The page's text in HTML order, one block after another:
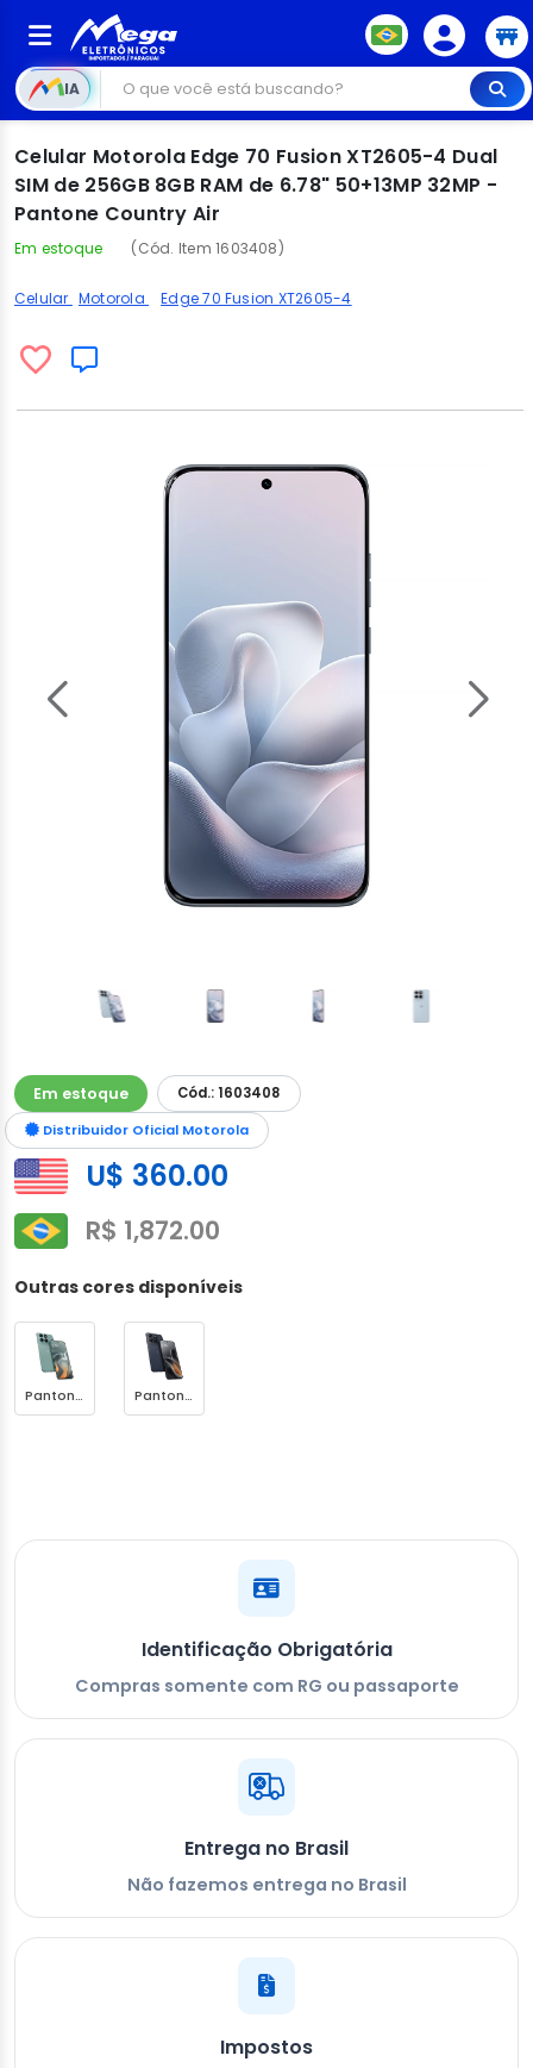
IA
Celular Motorola Edge 70 Fusion XT2605-4 Dual
SIM de 256GB 8GB RAM de 6.78" 50+13MP 32MP -
Pantone Country Air
Em estoque (Cód. Item 1603408)
Celular Motorola Edge 70 Fusion XT2605-4
Em estoque
Cód.: 1603408
Distribuidor Oficial Motorola
U$ 360.00
R$ 1,872.00
Outras cores disponíveis
Pantone Blue Surf Pantone Silhouette
Identificação Obrigatória
Compras somente com RG ou passaporte
Entrega no Brasil
Não fazemos entrega no Brasil
Impostos